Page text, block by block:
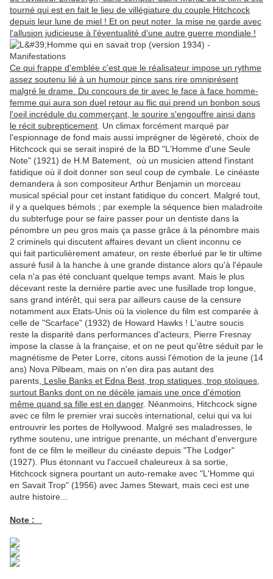
tourné qui est en fait le lieu de villégiature du couple Hitchcock
depuis leur lune de miel ! Et on peut noter la mise ne garde avec
l'allusion judicieuse à l'éventualité d'une autre guerre mondiale !
Ce qui frappe d'emblée c'est que le réalisateur impose un rythme
assez soutenu lié à un humour pince sans rire omniprésent
malgré le drame. Du concours de tir avec le face à face homme-
femme qui aura son duel retour au flic qui prend un bonbon sous
l'oeil incrédule du commerçant, le sourire s'engouffre ainsi dans
le récit subrepticement . Un climax forcément marqué par
l'espionnage de fond mais aussi imprégner de légèreté, choix de
Hitchcock qui se serait inspiré de la BD "L'Homme d'une Seule
Note" (1921) de H.M Batement, où un musicien attend l'instant
fatidique où il doit donner son seul coup de cymbale. Le cinéaste
demandera à son compositeur Arthur Benjamin un morceau
musical spécial pour cet instant fatidique du concert. Malgré tout,
il y a quelques bémols ; par exemple la séquence bien maladroite
du subterfuge pour se faire passer pour un dentiste dans la
pénombre un peu gros mais ça passe grâce à la pénombre mais
2 criminels qui discutent affaires devant un client inconnu ce
qui fait particulièrement amateur, on reste éberlué par le tir ultime
assuré fusil à la hanche à une grande distance alors qu'à l'épaule
cela n'a pas été concluant quelque temps avant. Mais le plus
décevant reste la dernière partie avec une fusillade trop longue,
sans grand intérêt, qui sera par ailleurs cause de la censure
notamment aux Etats-Unis où la violence du film est comparée à
celle de "Scarface" (1932) de Howard Hawks ! L'autre soucis
reste la disparité dans performances d'acteurs, Pierre Fresnay
impose la classe à la française, et on ne peut qu'être séduit par le
magnétisme de Peter Lorre, citons aussi l'émotion de la jeune (14
ans) Nova Pilbeam, mais on n'en dira pas autant des
parents, Leslie Banks et Edna Best, trop statiques, trop stoïques,
surtout Banks dont on ne décèle jamais une once d'émotion
même quand sa fille est en danger. Néanmoins, Hitchcock signe
avec ce film le premier vrai succès international, celui qui va lui
entrouvrir les portes de Hollywood. Malgré ses maladresses, le
rythme soutenu, une intrigue prenante, un méchant d'envergure
font de ce film le meilleur du cinéaste depuis "The Lodger"
(1927). Plus étonnant vu l'accueil chaleureux à sa sortie,
Hitchcock signera pourtant un auto-remake avec "L'Homme qui
en Savait Trop" (1956) avec James Stewart, mais ceci est une
autre histoire...
Note :